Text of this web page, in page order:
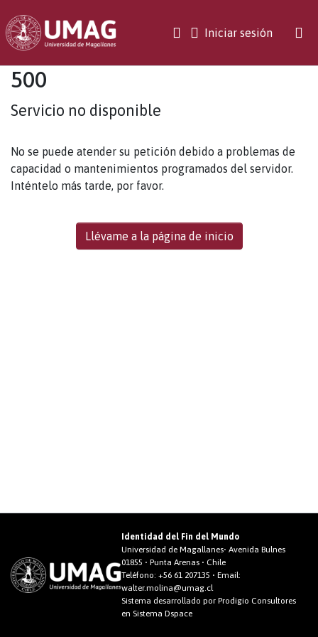
Iniciar sesión(current)
500
Servicio no disponible
No se puede atender su petición debido a problemas de
capacidad o mantenimientos programados del servidor.
Inténtelo más tarde, por favor.
Llévame a la página de inicio
Identidad del Fin del Mundo
Universidad de Magallanes• Avenida Bulnes
01855 • Punta Arenas • Chile
Teléfono:+56 61 207135 • Email:
walter.molina@umag.cl
Sistema desarrollado por Prodigio Consultores
en Sistema Dspace